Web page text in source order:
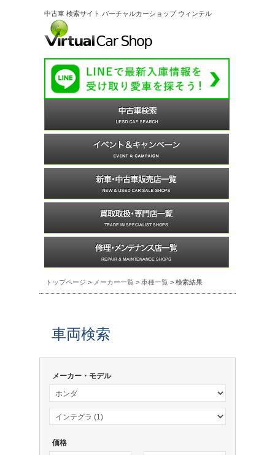
中古車 検索サイト バーチャルカーショップ ウィンテル
トップページ > メーカー一覧 > 車種一覧 > 検索結果
車両検索
メーカー・モデル
価格